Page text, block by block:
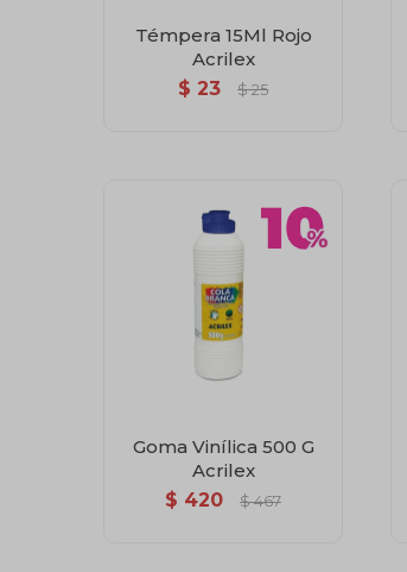
Témpera 15Ml Rojo
Acrilex
$ 23 $ 25
Goma Vinílica 500 G
Acrilex
$ 420 $ 467